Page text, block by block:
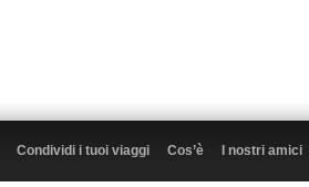
Condividi i tuoi viaggi Cos’è I nostri amici